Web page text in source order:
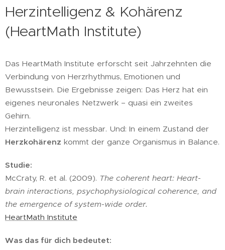
Herzintelligenz & Kohärenz
(HeartMath Institute)
Das HeartMath Institute erforscht seit Jahrzehnten die
Verbindung von Herzrhythmus, Emotionen und
Bewusstsein. Die Ergebnisse zeigen: Das Herz hat ein
eigenes neuronales Netzwerk – quasi ein zweites
Gehirn.
Herzintelligenz ist messbar. Und: In einem Zustand der
Herzkohärenz kommt der ganze Organismus in Balance.
Studie:
McCraty, R. et al. (2009). The coherent heart: Heart-
brain interactions, psychophysiological coherence, and
the emergence of system-wide order.
HeartMath Institute
Was das für dich bedeutet: